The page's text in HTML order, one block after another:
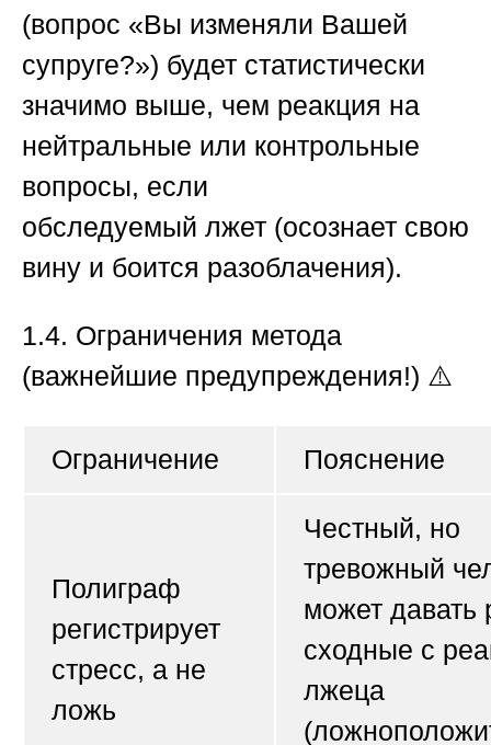
(вопрос «Вы изменяли Вашей
супруге?») будет статистически
значимо выше, чем реакция на
нейтральные или контрольные
вопросы, если
обследуемый лжет (осознает свою
вину и боится разоблачения).
1.4. Ограничения метода
(важнейшие предупреждения!) ⚠️
Ограничение Пояснение
Полиграф
регистрирует
стресс, а не
ложь
Честный, но
тревожный
может давать
сходные с
лжеца